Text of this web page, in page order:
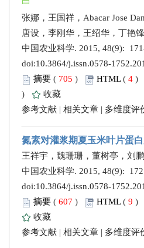
张娜，王国祥，Abacar Jose
唐设，李刚华，王绍华，丁艳锋
中国农业科学. 2015, 48(9):
doi:10.3864/j.issn.0578-
摘要 ( 705 ) HTML( 4 )
)
收藏
参考文献 | 相关文章 | 多维度评
氮素对灌浆期夏玉米叶片蛋
王祥宇，魏珊珊，董树亭，刘
中国农业科学. 2015, 48(9):
doi:10.3864/j.issn.0578-
摘要 ( 607 ) HTML( 9 )
收藏
参考文献 | 相关文章 | 多维度评